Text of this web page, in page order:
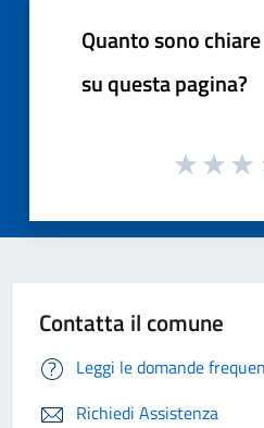
Quanto sono
su questa pagina?
Contatta il comune
Leggi le domande
Richiedi Assistenza